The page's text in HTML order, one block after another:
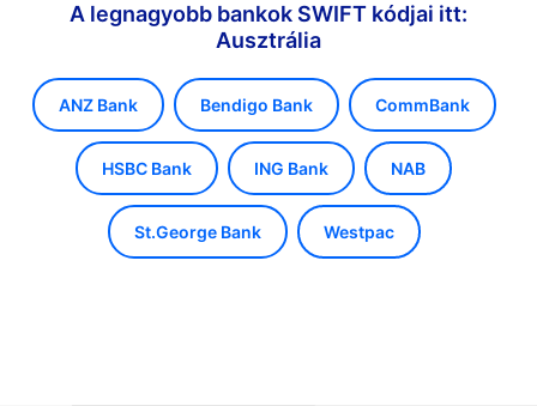
A legnagyobb bankok SWIFT kódjai itt:
Ausztrália
ANZ Bank Bendigo Bank CommBank
HSBC Bank ING Bank NAB
St.George Bank Westpac